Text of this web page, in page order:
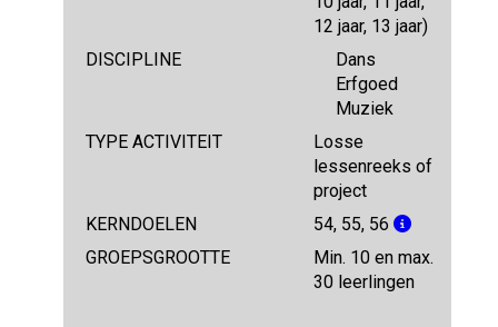
12 jaar, 13 jaar)
DISCIPLINE
Dans
Erfgoed
Muziek
TYPE ACTIVITEIT
Losse
lessenreeks of
project
KERNDOELEN
54, 55, 56
GROEPSGROOTTE
Min. 10 en max.
30 leerlingen